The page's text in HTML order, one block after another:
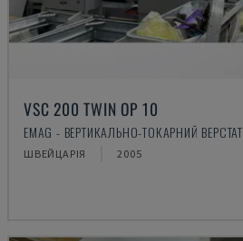
VSC 200 TWIN OP 10
EMAG - ВЕРТИКАЛЬНО-ТОКАРНИЙ ВЕРСТАТ
ШВЕЙЦАРІЯ 2005